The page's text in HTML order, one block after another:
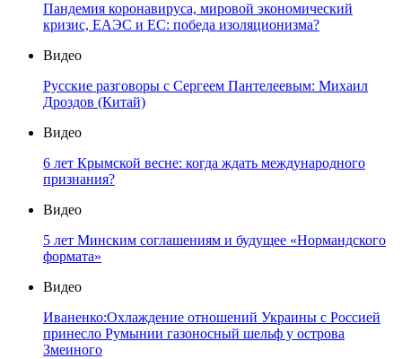
Пандемия коронавируса, мировой экономический
кризис, ЕАЭС и ЕС: победа изоляционизма?
Видео
Русские разговоры с Сергеем Пантелеевым: Михаил
Дроздов (Китай)
Видео
6 лет Крымской весне: когда ждать международного
признания?
Видео
5 лет Минским соглашениям и будущее «Нормандского
формата»
Видео
Иваненко:Охлаждение отношений Украины с Россией
принесло Румынии газоносный шельф у острова
Змеиного